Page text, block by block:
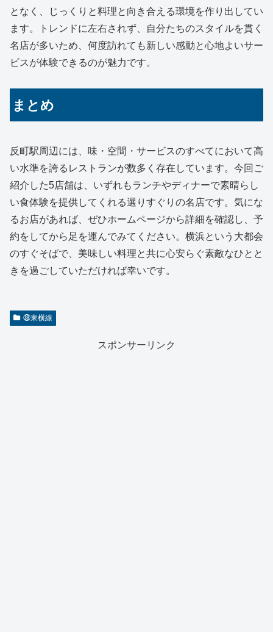
となく、じっくりと料理と向き合える環境を作り出してい
ます。トレンドに左右されず、自分たちのスタイルを貫く
名店が多いため、何度訪れても新しい感動と心地よいサー
ビスが体験できるのが魅力です。
まとめ
反町駅周辺には、味・空間・サービスのすべてにおいて高
い水準を誇るレストランが数多く存在しています。今回ご
紹介した5店舗は、いずれもランチやディナーで素晴らし
い食体験を提供してくれる選りすぐりの名店です。気にな
るお店があれば、ぜひホームページから詳細を確認し、予
約をしてから足を運んでみてください。横浜という大都会
のすぐそばで、美味しい料理と共に心安らぐ素敵なひとと
きを過ごしていただければ幸いです。
㊳東横線
スポンサーリンク